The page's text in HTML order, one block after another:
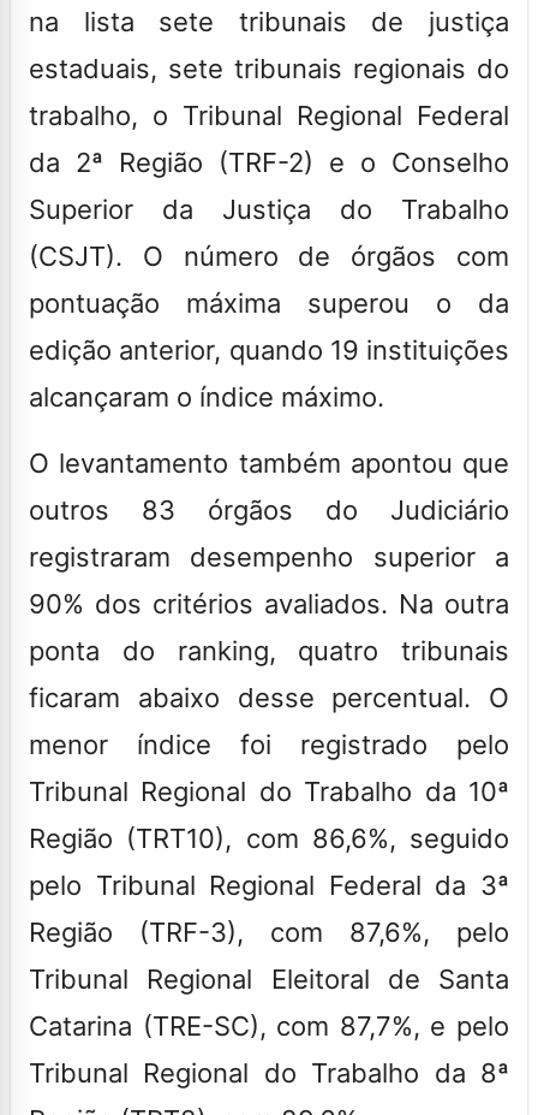
na lista sete tribunais de justiça
estaduais, sete tribunais regionais do
trabalho, o Tribunal Regional Federal
da 2ª Região (TRF-2) e o Conselho
Superior da Justiça do Trabalho
(CSJT). O número de órgãos com
pontuação máxima superou o da
edição anterior, quando 19 instituições
alcançaram o índice máximo.
O levantamento também apontou que
outros 83 órgãos do Judiciário
registraram desempenho superior a
90% dos critérios avaliados. Na outra
ponta do ranking, quatro tribunais
ficaram abaixo desse percentual. O
menor índice foi registrado pelo
Tribunal Regional do Trabalho da 10ª
Região (TRT10), com 86,6%, seguido
pelo Tribunal Regional Federal da 3ª
Região (TRF-3), com 87,6%, pelo
Tribunal Regional Eleitoral de Santa
Catarina (TRE-SC), com 87,7%, e pelo
Tribunal Regional do Trabalho da 8ª